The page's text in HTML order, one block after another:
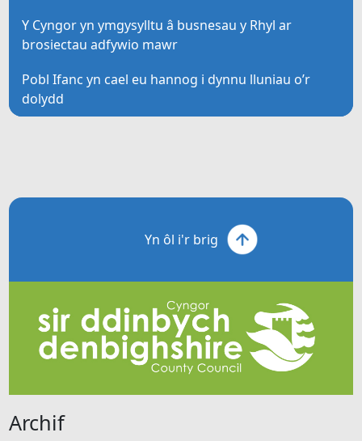
Y Cyngor yn ymgysylltu â busnesau y Rhyl ar
brosiectau adfywio mawr
Pobl Ifanc yn cael eu hannog i dynnu lluniau o’r
dolydd
Yn ôl i'r brig
Archif